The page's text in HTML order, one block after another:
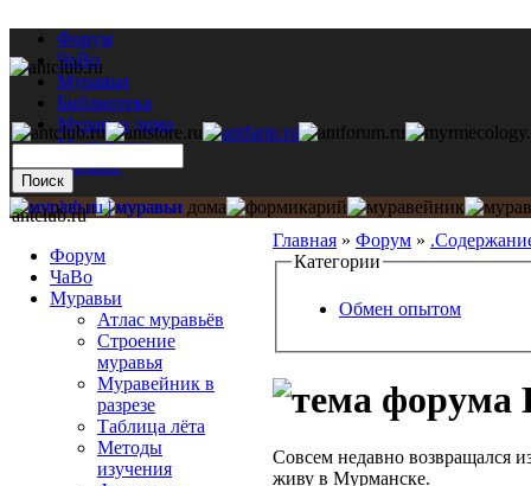
Форум
ЧаВо
Муравьи
Библиотека
Муравьи дома
Мастерская
Каталог
Главная » Форум »
Категории
Обмен опытом
Совсем недавно возвращался
живу в Мурманске.
antclub.ru
Форум
ЧаВо
Муравьи
Атлас муравьёв
Строение
муравья
Муравейник в
разрезе
Таблица лёта
Методы
изучения